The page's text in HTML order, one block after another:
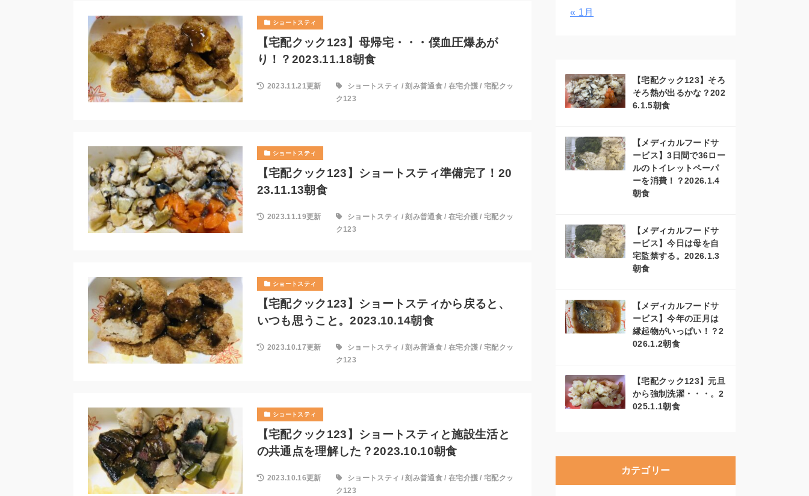
ショートスティ
【宅配クック123】母帰宅・・・僕血圧爆あが
り！？2023.11.18朝食
2023.11.21更新 ショートスティ /刻み普通食/ 在宅介護 /宅配クッ
ク123
ショートスティ
【宅配クック123】ショートスティ準備完了！20
23.11.13朝食
2023.11.19更新 ショートスティ /刻み普通食/ 在宅介護 /宅配クッ
ク123
ショートスティ
【宅配クック123】ショートスティから戻ると、
いつも思うこと。2023.10.14朝食
2023.10.17更新 ショートスティ /刻み普通食/ 在宅介護 /宅配クッ
ク123
ショートスティ
【宅配クック123】ショートスティと施設生活と
の共通点を理解した？2023.10.10朝食
2023.10.16更新 ショートスティ /刻み普通食/ 在宅介護 /宅配クッ
ク123
« 1月
【宅配クック123】そろ
そろ熱が出るかな？202
6.1.5朝食
【メディカルフードサ
ービス】3日間で36ロー
ルのトイレットペーパ
ーを消費！？2026.1.4
朝食
【メディカルフードサ
ービス】今日は母を自
宅監禁する。2026.1.3
朝食
【メディカルフードサ
ービス】今年の正月は
縁起物がいっぱい！？2
026.1.2朝食
【宅配クック123】元旦
から強制洗濯・・・。2
025.1.1朝食
カテゴリー